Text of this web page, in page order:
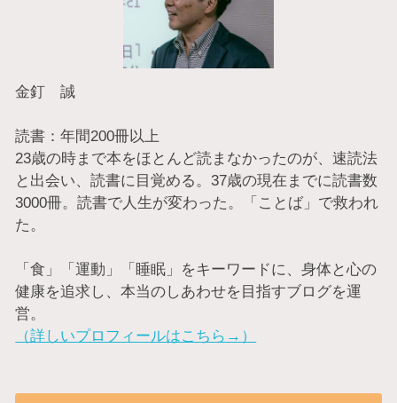
金釘 誠
読書：年間200冊以上
23歳の時まで本をほとんど読まなかったのが、速読法
と出会い、読書に目覚める。37歳の現在までに読書数
3000冊。読書で人生が変わった。「ことば」で救われ
た。
「食」「運動」「睡眠」をキーワードに、身体と心の
健康を追求し、本当のしあわせを目指すブログを運
営。
（詳しいプロフィールはこちら→）